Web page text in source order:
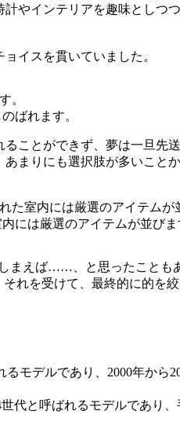
やインテリアを趣味としつ
イスを貫いていました。
ばれます。
ことができず、夢は一旦先
まりにも選択肢が多いこと
には厳選のアイテムが並びま
まえば……、と思ったことも
れを受けて、最終的に的を
代と呼ばれるモデルであり